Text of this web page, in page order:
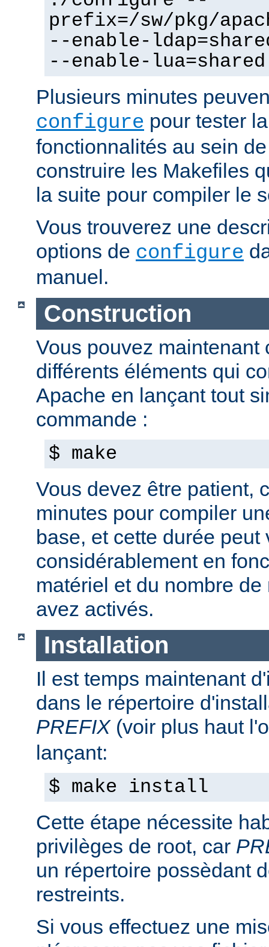
prefix=/sw/pkg/
--enable-
--enable-lua=shared
Plusieurs minutes
configure pour tester
fonctionnalités au sein
construire les Makefiles
la suite pour compiler le
Vous trouverez une
options de configure
manuel.
Construction
Vous pouvez maintenant
différents éléments qui
Apache en lançant tout
commande :
$ make
Vous devez être patient,
minutes pour compiler
base, et cette durée peut
considérablement en
matériel et du nombre
avez activés.
Installation
Il est temps maintenant
dans le répertoire
PREFIX(voir plus haut
lançant:
$ make install
Cette étape nécessite
privilèges de root, car
un répertoire possèdant
restreints.
Si vous effectuez une